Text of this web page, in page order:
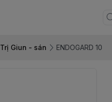
Trị Giun - sán ENDOGARD 10